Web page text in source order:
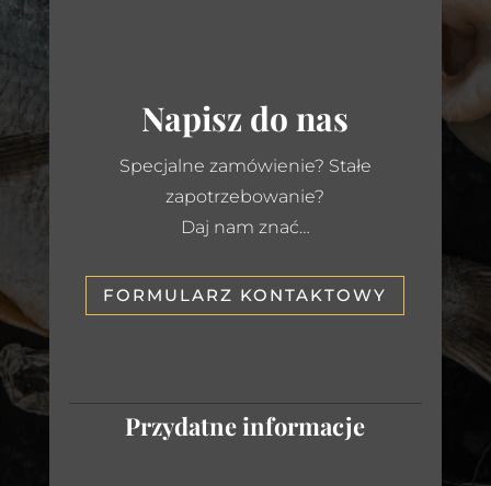
Napisz do nas
Specjalne zamówienie? Stałe
zapotrzebowanie?
Daj nam znać…
FORMULARZ KONTAKTOWY
Przydatne informacje